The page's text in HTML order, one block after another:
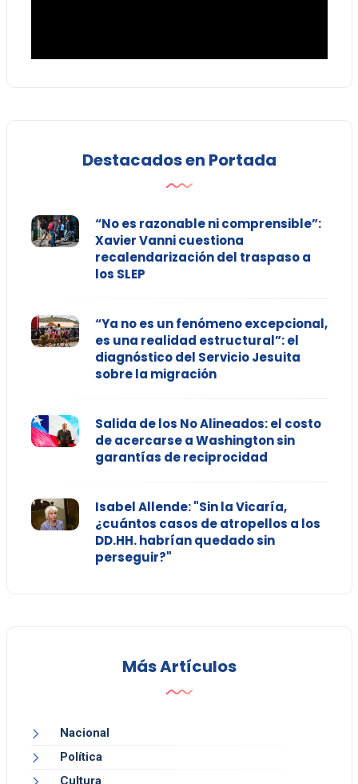
Destacados en Portada
“No es razonable ni comprensible”:
Xavier Vanni cuestiona
recalendarización del traspaso a
los SLEP
“Ya no es un fenómeno excepcional,
es una realidad estructural”: el
diagnóstico del Servicio Jesuita
sobre la migración
Salida de los No Alineados: el costo
de acercarse a Washington sin
garantías de reciprocidad
Isabel Allende: "Sin la Vicaría,
¿cuántos casos de atropellos a los
DD.HH. habrían quedado sin
perseguir?"
Más Artículos
Nacional
Política
Cultura